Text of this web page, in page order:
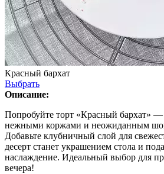
Красный бархат
Выбрать
Описание:
Попробуйте торт «Красный бархат»
нежными коржами и неожиданным
Добавьте клубничный слой для
десерт станет украшением стола и
наслаждение. Идеальный выбор для
вечера!